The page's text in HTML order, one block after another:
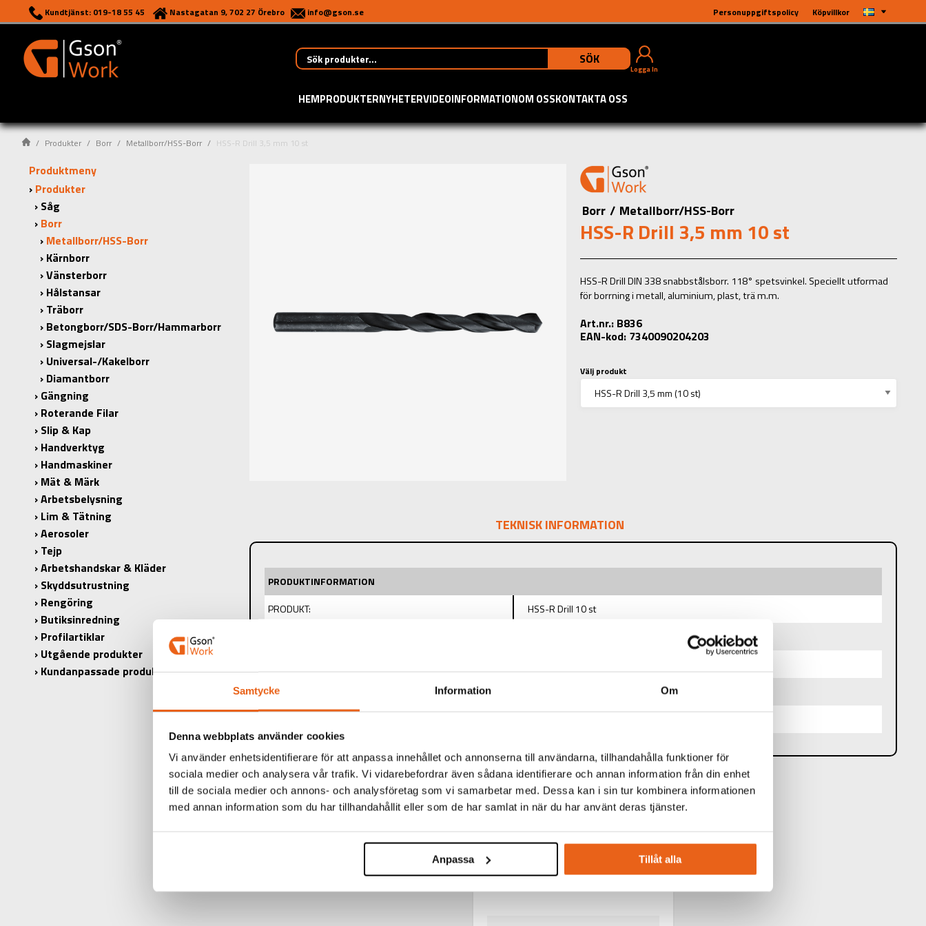
Samtycke Information Om
Denna webbplats använder cookies
Vi använder enhetsidentifierare för att anpassa innehållet och annonserna till användarna, tillhandahålla funktioner för
sociala medier och analysera vår trafik. Vi vidarebefordrar även sådana identifierare och annan information från din enhet
till de sociala medier och annons- och analysföretag som vi samarbetar med. Dessa kan i sin tur kombinera informationen
med annan information som du har tillhandahållit eller som de har samlat in när du har använt deras tjänster.
Anpassa Tillåt alla
Personuppgiftspolicy Köpvillkor
Kundtjänst: 019-18 55 45 Nastagatan 9, 702 27 Örebro info@gson.se
SÖK
Logga In
HEMPRODUKTERNYHETERVIDEOINFORMATIONOM OSSKONTAKTA OSS
Produkter Borr Metallborr/HSS-Borr HSS-R Drill 3,5 mm 10 st
Produktmeny
Produkter
Såg
Borr
Metallborr/HSS-Borr
Kärnborr
Vänsterborr
Hålstansar
Träborr
Betongborr/SDS-Borr/Hammarborr
Slagmejslar
Universal-/Kakelborr
Diamantborr
Gängning
Roterande Filar
Slip & Kap
Handverktyg
Handmaskiner
Mät & Märk
Arbetsbelysning
Lim & Tätning
Aerosoler
Tejp
Arbetshandskar & Kläder
Skyddsutrustning
Rengöring
Butiksinredning
Profilartiklar
Utgående produkter
Kundanpassade produkter
Borr / Metallborr/HSS-Borr
HSS-R Drill 3,5 mm 10 st
HSS-R Drill DIN 338 snabbstålsborr. 118° spetsvinkel. Speciellt utformad
för borrning i metall, aluminium, plast, trä m.m.
Art.nr.: B836
EAN-kod: 7340090204203
Välj produkt
TEKNISK INFORMATION
PRODUKTINFORMATION
PRODUKT:
HSS-R Drill 10 st
L2:
RELATERADE PRODUKTER
Aerosoler / Smörjoljor